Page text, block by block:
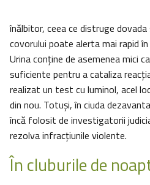
înălbitor, ceea ce distruge
covorului poate alerta mai rapid
Urina conţine de asemenea mici
suficiente pentru a cataliza
realizat un test cu luminol, acel
din nou. Totuşi, în ciuda
încă folosit de investigatorii
rezolva infracţiunile violente.
În cluburile de